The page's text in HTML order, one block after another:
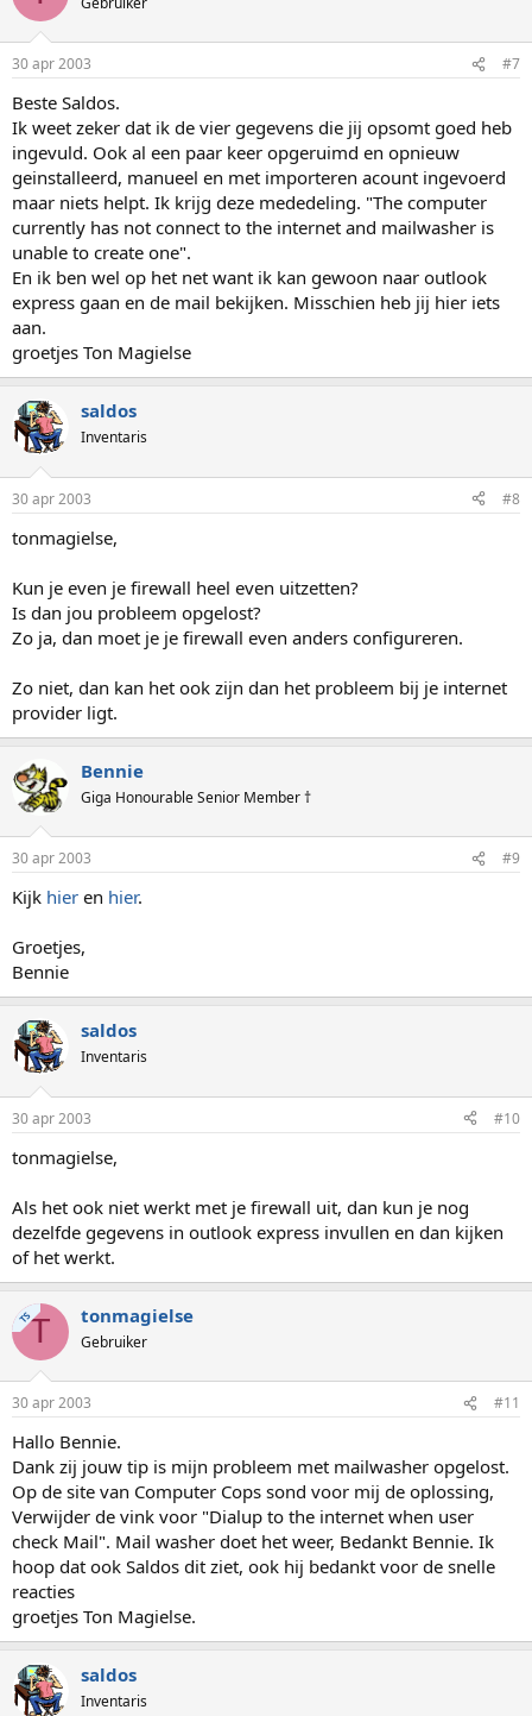
30 apr 2003 #7
Beste Saldos.
Ik weet zeker dat ik de vier gegevens die jij opsomt goed heb
ingevuld. Ook al een paar keer opgeruimd en opnieuw
geinstalleerd, manueel en met importeren acount ingevoerd
maar niets helpt. Ik krijg deze mededeling. "The computer
currently has not connect to the internet and mailwasher is
unable to create one".
En ik ben wel op het net want ik kan gewoon naar outlook
express gaan en de mail bekijken. Misschien heb jij hier iets
aan.
groetjes Ton Magielse
saldos
Inventaris
30 apr 2003 #8
tonmagielse,
Kun je even je firewall heel even uitzetten?
Is dan jou probleem opgelost?
Zo ja, dan moet je je firewall even anders configureren.
Zo niet, dan kan het ook zijn dan het probleem bij je internet
provider ligt.
Bennie
Giga Honourable Senior Member †
30 apr 2003 #9
Kijk hier en hier.
Groetjes,
Bennie
saldos
Inventaris
30 apr 2003 #10
tonmagielse,
Als het ook niet werkt met je firewall uit, dan kun je nog
dezelfde gegevens in outlook express invullen en dan kijken
of het werkt.
TST tonmagielse
Gebruiker
30 apr 2003 #11
Hallo Bennie.
Dank zij jouw tip is mijn probleem met mailwasher opgelost.
Op de site van Computer Cops sond voor mij de oplossing,
Verwijder de vink voor "Dialup to the internet when user
check Mail". Mail washer doet het weer, Bedankt Bennie. Ik
hoop dat ook Saldos dit ziet, ook hij bedankt voor de snelle
reacties
groetjes Ton Magielse.
saldos
Inventaris